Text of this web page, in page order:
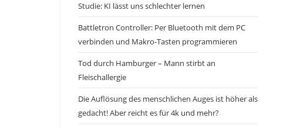
Studie: KI lässt uns schlechter lernen
Battletron Controller: Per Bluetooth mit dem PC
verbinden und Makro-Tasten programmieren
Tod durch Hamburger – Mann stirbt an
Fleischallergie
Die Auflösung des menschlichen Auges ist höher als
gedacht! Aber reicht es für 4k und mehr?